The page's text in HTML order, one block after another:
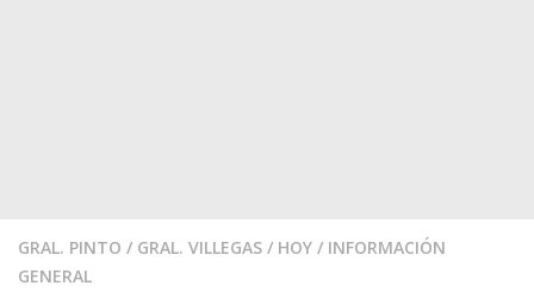
GRAL. PINTO / GRAL. VILLEGAS / HOY / INFORMACIÓN
GENERAL